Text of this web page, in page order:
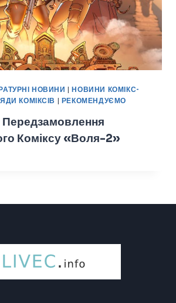
НОВИНИ |НОВИНИ КОМІКС-
КОМІКСІВ | РЕКОМЕНДУЄМО
Передзамовлення
Коміксу «Воля-2»